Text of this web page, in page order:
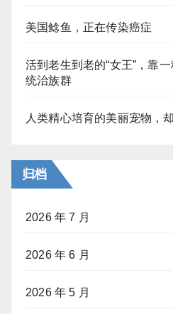
美国鲶鱼，正在传染癌症
活到老生到老的“女王”，靠
统治族群
人类精心培育的美丽宠物，
归档
2026 年 7 月
2026 年 6 月
2026 年 5 月